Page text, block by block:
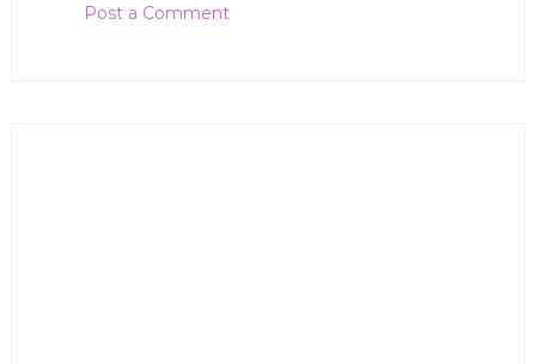
Post a Comment